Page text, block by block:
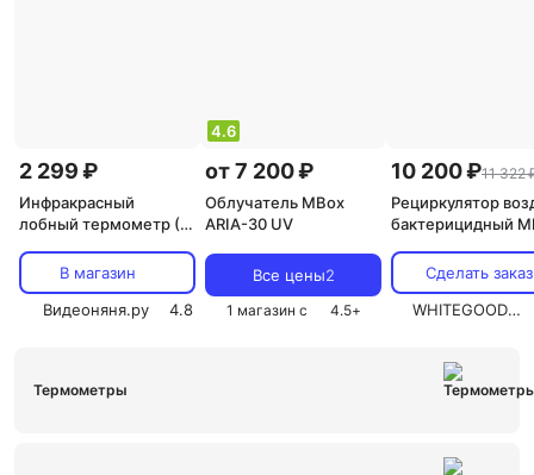
2 299 ₽
Инфракрасный
лобный термометр (2
В магазин
Видеоняня.ру
4.8
4.6
от 7 200 ₽
Облучатель MBox
ARIA-30 UV
Все цены2
1 магазин с 4.5+
10 200 ₽11 322
Рециркулятор
бактерицидный
Сделать заказ
WHITEGOODS.RU
Термометры